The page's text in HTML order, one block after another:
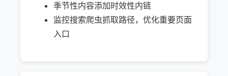
季节性内容添加时效性内链
监控搜索爬虫抓取路径，优化重要页面
入口